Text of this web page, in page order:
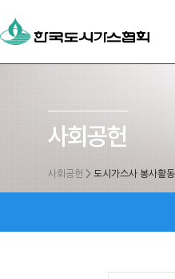
사회공헌 > 도시가스사 봉사활동